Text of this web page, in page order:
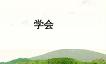
学会